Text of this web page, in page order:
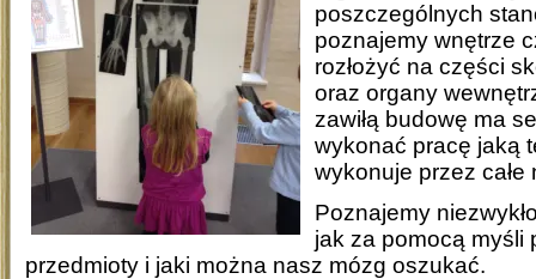
poszczególnych
poznajemy wnętrze
rozłożyć na części
oraz organy
zawiłą budowę ma
wykonać pracę jaką
wykonuje przez całe
Poznajemy
jak za pomocą myśli
przedmioty i jaki można nasz mózg oszukać.